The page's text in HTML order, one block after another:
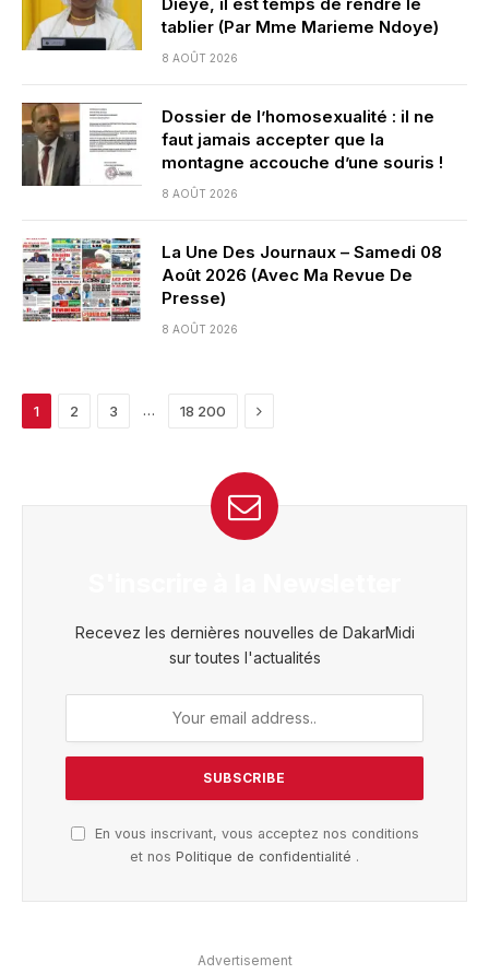
tablier (Par Mme Marieme Ndoye)
8 AOÛT 2026
Dossier de l’homosexualité : il ne
faut jamais accepter que la
montagne accouche d’une souris !
8 AOÛT 2026
La Une Des Journaux – Samedi 08
Août 2026 (Avec Ma Revue De
Presse)
8 AOÛT 2026
1 2 3 … 18 200 Next
Recevez les dernières nouvelles de DakarMidi
sur toutes l'actualités
En vous inscrivant, vous acceptez nos conditions
et nos Politique de confidentialité .
Advertisement